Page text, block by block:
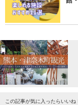
この記事が気に入ったらいいね